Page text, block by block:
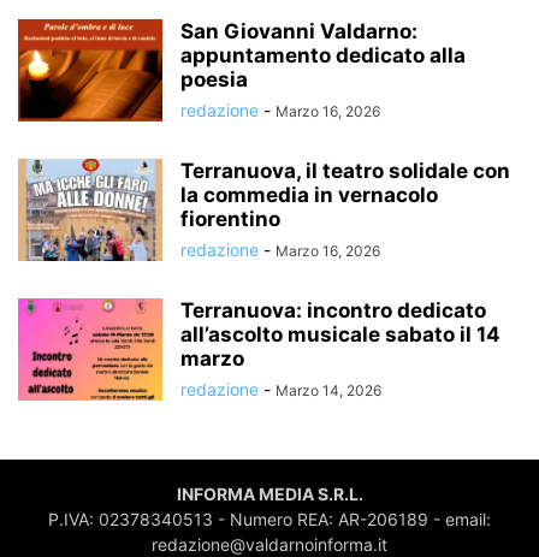
San Giovanni Valdarno:
appuntamento dedicato alla
poesia
redazione - Marzo 16, 2026
Terranuova, il teatro solidale con
la commedia in vernacolo
fiorentino
redazione - Marzo 16, 2026
Terranuova: incontro dedicato
all’ascolto musicale sabato il 14
marzo
redazione - Marzo 14, 2026
INFORMA MEDIA S.R.L.
P.IVA: 02378340513 - Numero REA: AR-206189 - email:
redazione@valdarnoinforma.it